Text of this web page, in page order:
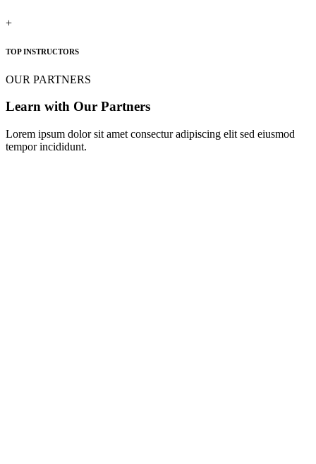
+
TOP INSTRUCTORS
OUR PARTNERS
Learn with Our Partners
Lorem ipsum dolor sit amet consectur adipiscing elit sed eiusmod
tempor incididunt.